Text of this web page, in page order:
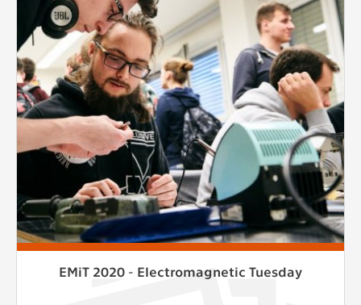
EMiT 2020 - Electromagnetic Tuesday